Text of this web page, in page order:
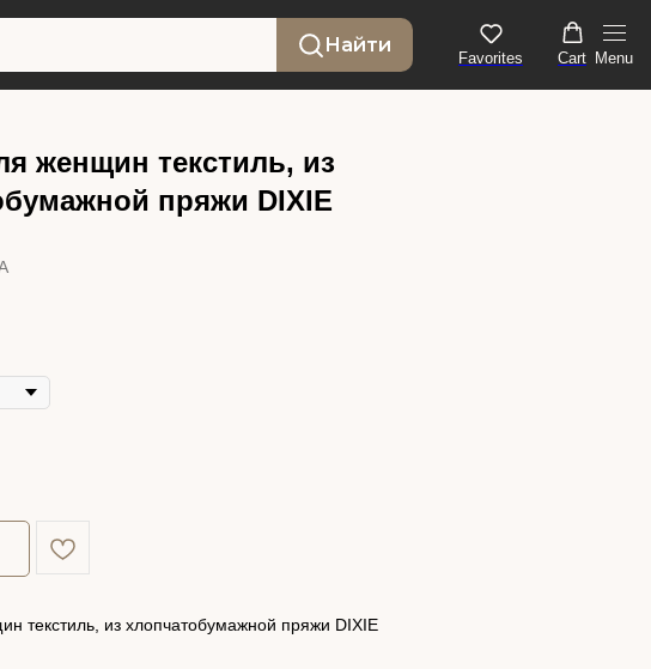
Найти
Favorites Cart Menu
женщин текстиль, из
пряжи DIXIE
текстиль, из хлопчатобумажной пряжи DIXIE